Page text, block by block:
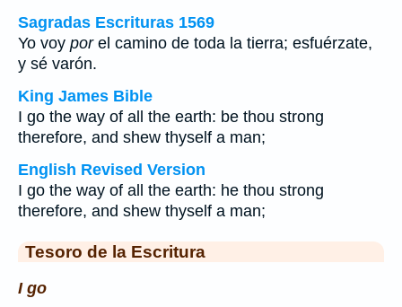
Sagradas Escrituras 1569
Yo voy porel camino de toda la tierra; esfuérzate,
y sé varón.
King James Bible
I go the way of all the earth: be thou strong
therefore, and shew thyself a man;
English Revised Version
I go the way of all the earth: he thou strong
therefore, and shew thyself a man;
Tesoro de la Escritura
I go